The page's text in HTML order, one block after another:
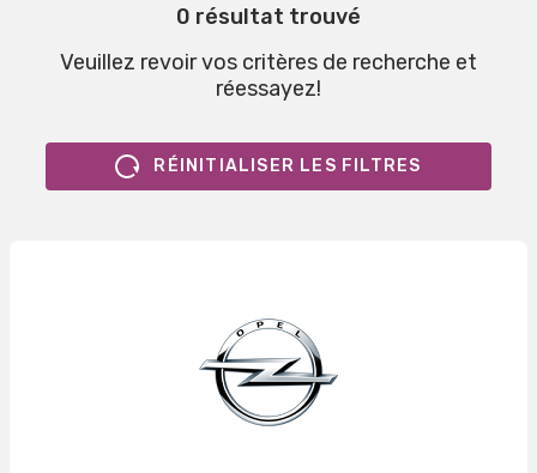
0 résultat trouvé
Veuillez revoir vos critères de recherche et
réessayez!
RÉINITIALISER LES FILTRES